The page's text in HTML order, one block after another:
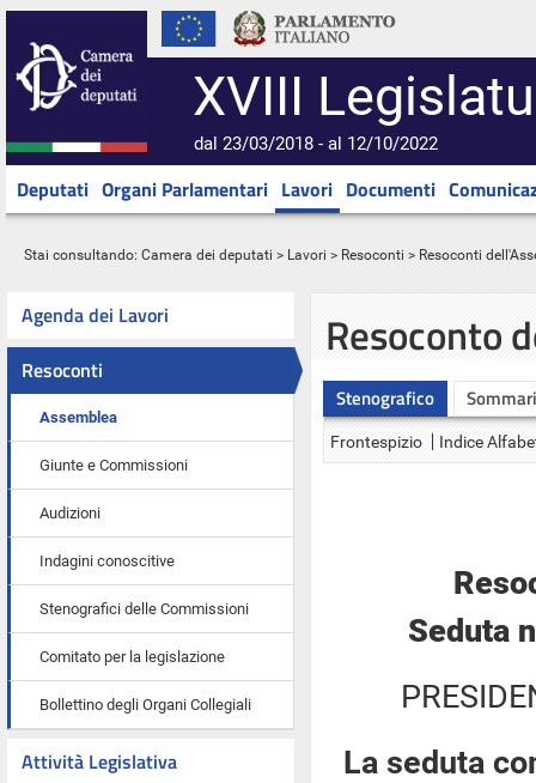
XVIII
dal 23/03/2018 - al 12/10/2022
Deputati Organi Parlamentari Lavori Documenti
Stai consultando: Camera dei deputati > Lavori > Resoconti > Resoconti
Agenda dei Lavori
Resoconti
Assemblea
Giunte e Commissioni
Audizioni
Indagini conoscitive
Stenografici delle Commissioni
Comitato per la legislazione
Bollettino degli Organi Collegiali
Attività Legislativa
Resoconto
Stenografico
Frontespizio Indice
Seduta
La seduta